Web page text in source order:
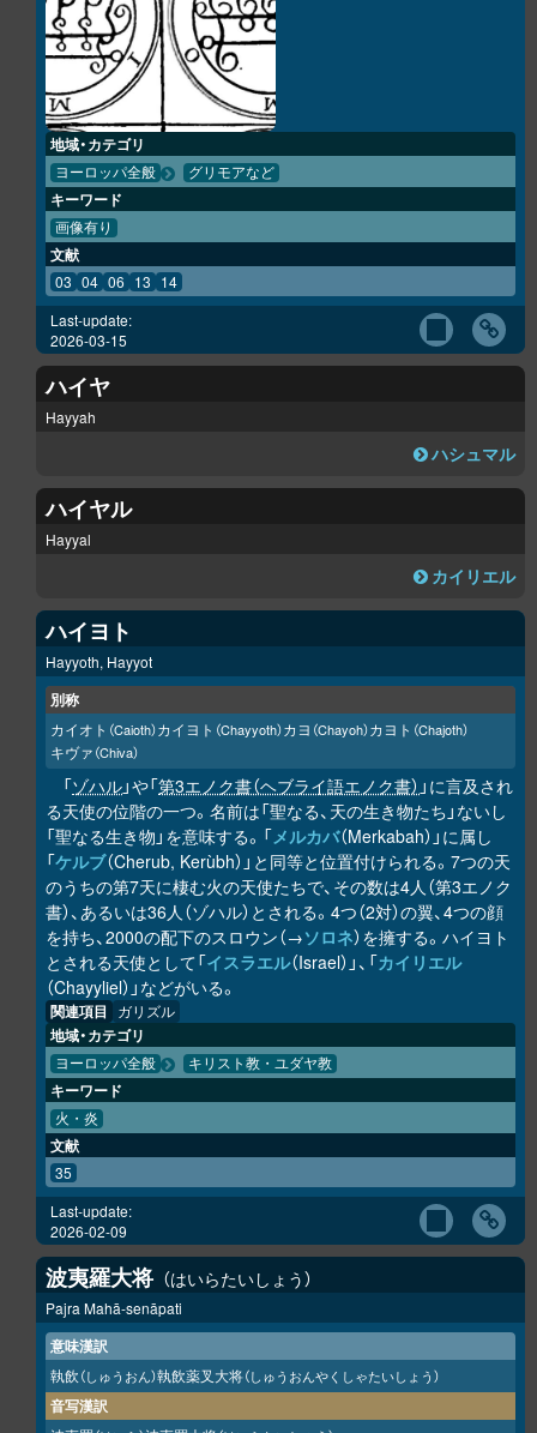
地域・カテゴリ
ヨーロッパ全般 グリモアなど
キーワード
画像有り
文献
03 04 06 13 14
Last-update:
2026-03-15
ハイヤ
Hayyah
ハシュマル
ハイヤル
Hayyal
カイリエル
ハイヨト
Hayyoth, Hayyot
別称
カイオト （Caioth）カイヨト （Chayyoth）カヨ （Chayoh）カヨト （Chajoth）
キヴァ（Chiva）
「ゾハル」や「第3エノク書（ヘブライ語エノク書） 」に言及され
る天使の位階の一つ。名前は「聖なる、天の生き物たち」ないし
「聖なる生き物」を意味する。「メルカバ（Merkabah）」に属し
「ケルブ（Cherub, Kerùbh）」と同等と位置付けられる。7つの天
のうちの第7天に棲む火の天使たちで、その数は4人（第3エノク
書）、あるいは36人（ゾハル）とされる。4つ（2対）の翼、4つの顔
を持ち、2000の配下のスロウン（→ソロネ）を擁する。ハイヨト
とされる天使として「イスラエル（Israel）」、「カイリエル
（Chayyliel）」などがいる。
関連項目 ガリズル
地域・カテゴリ
ヨーロッパ全般 キリスト教・ユダヤ教
キーワード
火・炎
文献
35
Last-update:
2026-02-09
波夷羅大将 はいらたいしょう
Pajra Mahā-senāpati
意味漢訳
執飲（しゅうおん）執飲薬叉大将（しゅうおんやくしゃたいしょう）
音写漢訳